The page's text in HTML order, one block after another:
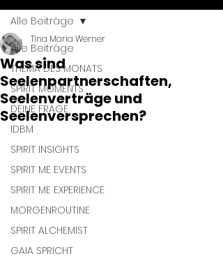
Alle Beiträge
THEMA DES MONATS
SPIRIT MOMENTS
DEINE FRAGE
IDBM
SPIRIT INSIGHTS
SPIRIT ME EVENTS
SPIRIT ME EXPERIENCE
MORGENROUTINE
SPIRIT ALCHEMIST
GAIA SPRICHT
Alle Beiträge
Was sind
Seelenpartnerschaften,
Seelenverträge und
Seelenversprechen?
Tina Maria Werner